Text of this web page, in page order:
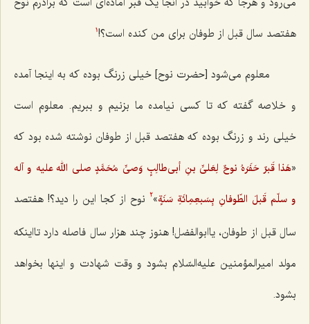
هفتصد سال قبل از طوفان براى من کنده است؟!1
معلوم مى‌شود [حضرت نوح] خیلى زرنگ بوده که به اینجا آمده
و خلاصه گفته که تا کسى نیامده ما بزنیم و ببریم. معلوم است
خیلى رند و زرنگ بوده که هفتصد قبل از طوفان نوشته شده بود که
«هَذا قَبرٌ حَفَرَهُ نوحٌ لِعَلیِّ بنِ أبی‌طالِبٍ وَصیِّ مُحَمَّدٍ صلی الله علیه و آله
و سلّم قَبلَ الطّوفانِ بِسَبعِمِائَةِ سَنَةٍ»
2
نوح از کجا این را دید؟! هفتصد
سال قبل از طوفان، یاابوالفضل! هنوز چند هزار سال فاصله دارد تااینکه
مولد امیرالمؤمنین علیه‌السّلام بشود و وقت شهادت و اینها بخواهد
بشود.